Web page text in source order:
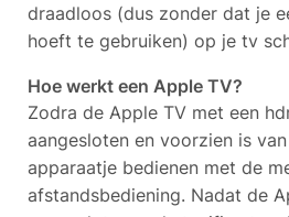
draadloos (dus zonder dat je
hoeft te gebruiken) op je tv
Hoe werkt een Apple TV?
Zodra de Apple TV met een
aangesloten en voorzien is
apparaatje bedienen met de
afstandsbediening. Nadat de